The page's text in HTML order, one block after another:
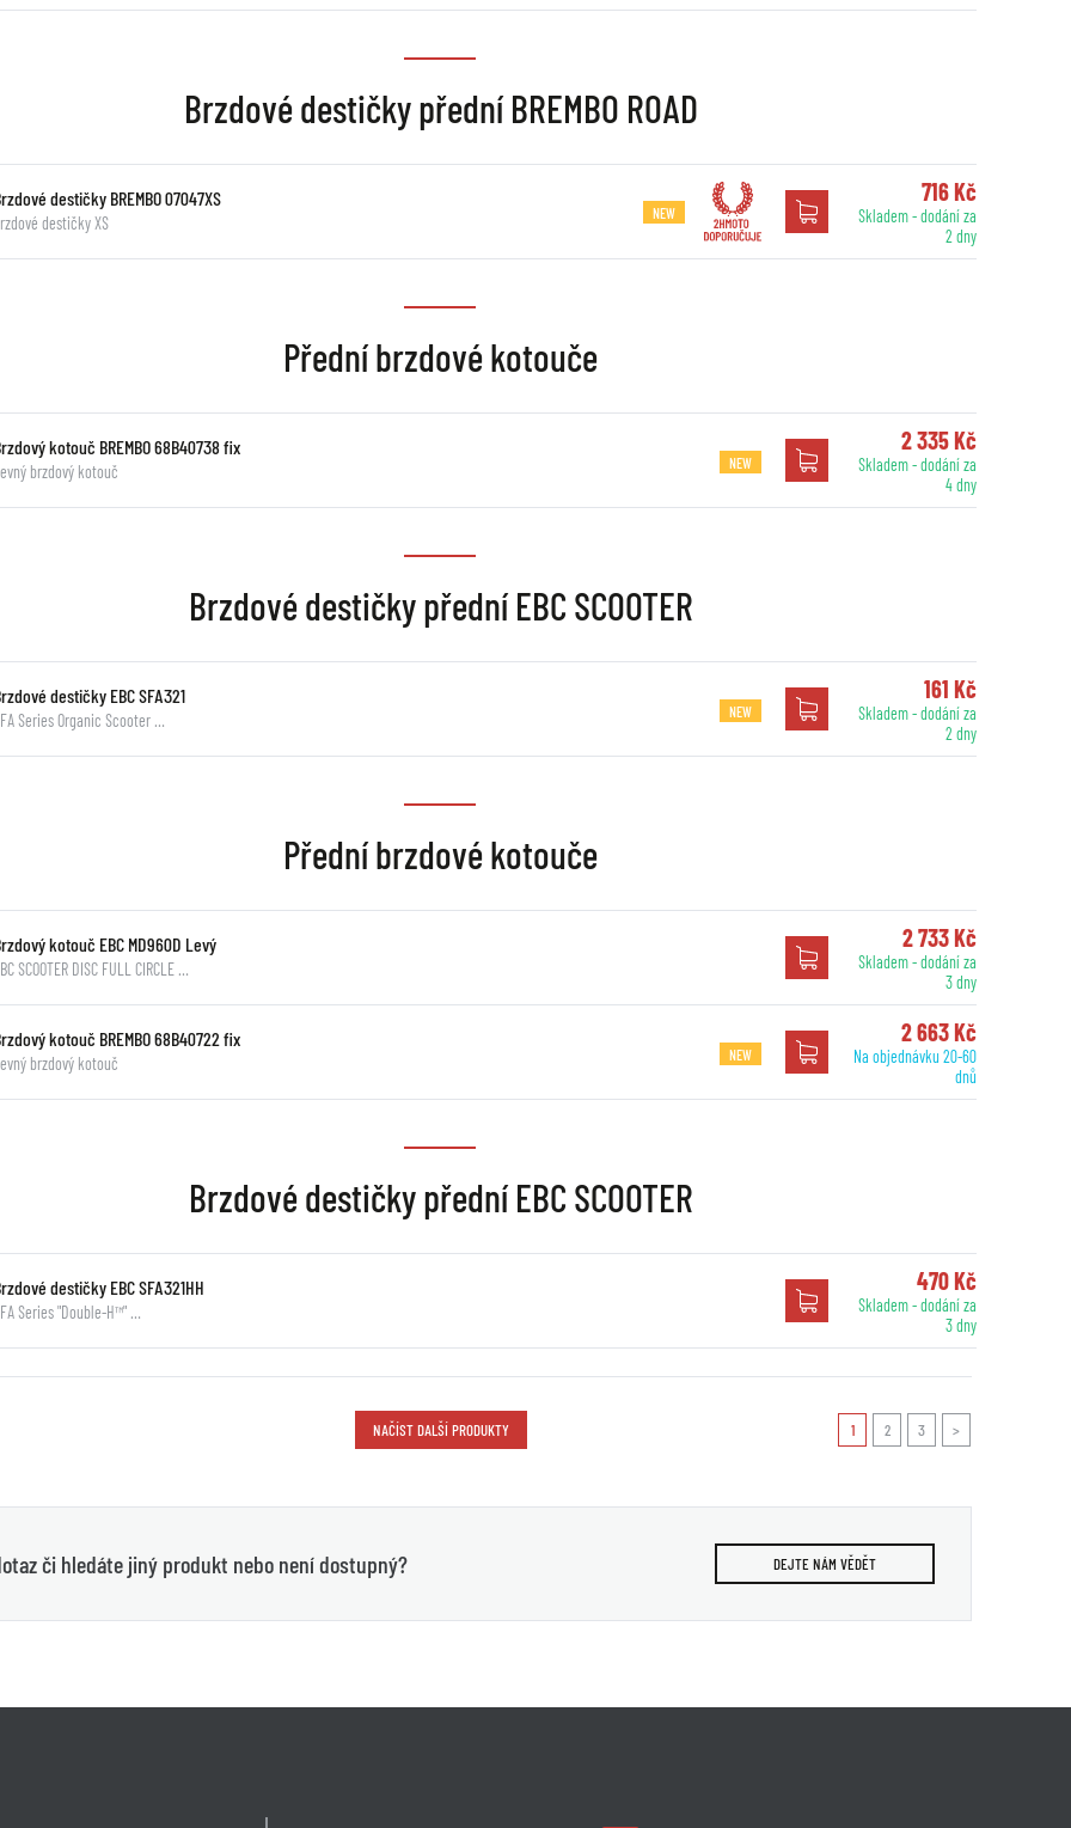
Brzdové destičky přední BREMBO ROAD
destičky BREMBO 07047XS
destičky XS NEW
716 Kč
Skladem - dodání za
2 dny
Přední brzdové kotouče
kotouč BREMBO 68B40738 fix
brzdový kotouč NEW
2 335 Kč
Skladem - dodání za
4 dny
Brzdové destičky přední EBC SCOOTER
destičky EBC SFA321
Series Organic Scooter … NEW
161 Kč
Skladem - dodání za
2 dny
Přední brzdové kotouče
kotouč EBC MD960D Levý
SCOOTER DISC FULL CIRCLE …
2 733 Kč
Skladem - dodání za
3 dny
kotouč BREMBO 68B40722 fix
brzdový kotouč NEW
2 663 Kč
Na objednávku 20-60
dnů
Brzdové destičky přední EBC SCOOTER
destičky EBC SFA321HH
Series "Double-H™" …
470 Kč
Skladem - dodání za
3 dny
NAČÍST DALŠÍ PRODUKTY 1 2 3 >
či hledáte jiný produkt nebo není dostupný? DEJTE NÁM VĚDĚT